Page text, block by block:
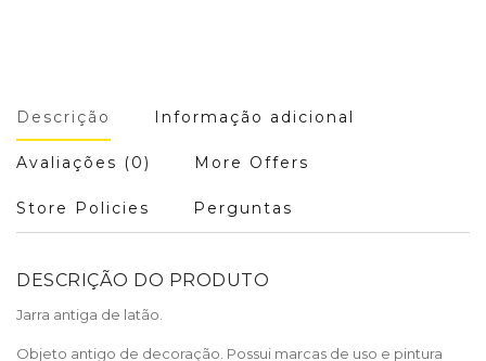
Descrição Informação adicional
Avaliações (0) More Offers
Store Policies Perguntas
DESCRIÇÃO DO PRODUTO
Jarra antiga de latão.
Objeto antigo de decoração. Possui marcas de uso e pintura